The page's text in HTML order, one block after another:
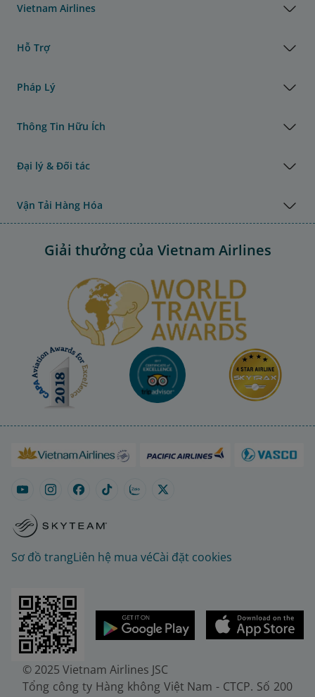
Vietnam Airlines
Hỗ Trợ
Pháp Lý
Thông Tin Hữu Ích
Đại lý & Đối tác
Vận Tải Hàng Hóa
Giải thưởng của Vietnam Airlines
Sơ đồ trangLiên hệ mua véCài đặt cookies
© 2025 Vietnam Airlines JSC
Tổng công ty Hàng không Việt Nam - CTCP. Số 200